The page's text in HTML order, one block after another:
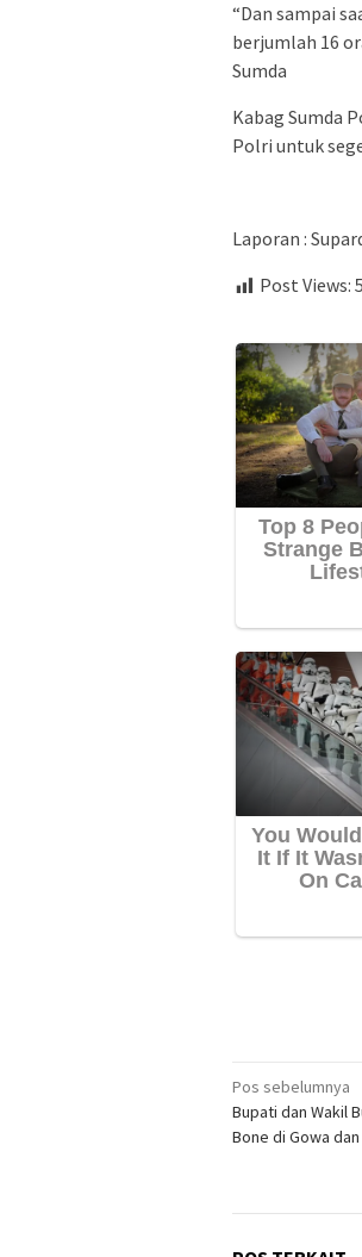
“Dan sampai
berjumlah 16
Sumda
Kabag Sumda
Polri untuk
Laporan :
Post Views:
Navigasi
pos
Pos sebelumnya
Bupati dan Wakil
Bone di Gowa